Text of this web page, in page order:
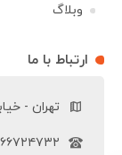
وبلاگ
ارتباط با ما
تهران -
۰۲۱-